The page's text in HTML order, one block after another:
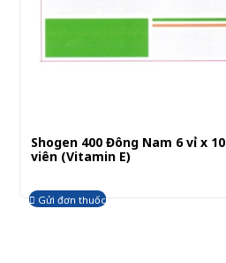
Shogen 400 Đông Nam 6 vỉ x 10
viên (Vitamin E)
Gửi đơn thuốc